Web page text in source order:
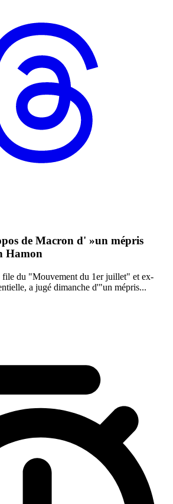
de Macron d' »un mépris
Hamon
du "Mouvement du 1er juillet" et ex-
a jugé dimanche d'"un mépris...